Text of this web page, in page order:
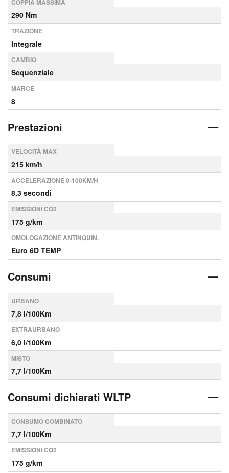
COPPIA MASSIMA
290 Nm
TRAZIONE
Integrale
CAMBIO
Sequenziale
MARCE
8
Prestazioni
VELOCITÀ MAX
215 km/h
ACCELERAZIONE 0-100KM/H
8,3 secondi
EMISSIONI CO2
175 g/km
OMOLOGAZIONE ANTINQUIN.
Euro 6D TEMP
Consumi
URBANO
7,8 l/100Km
EXTRAURBANO
6,0 l/100Km
MISTO
7,7 l/100Km
Consumi dichiarati WLTP
CONSUMO COMBINATO
7,7 l/100Km
EMISSIONI CO2
175 g/km